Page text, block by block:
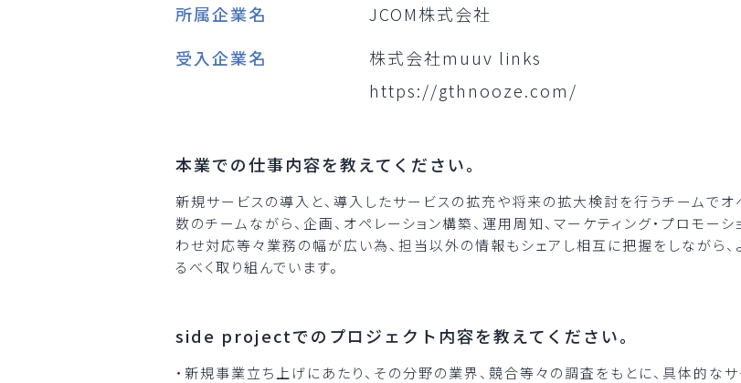
所属企業名
JCOM株式会社
受入企業名
株式会社muuv links
https://gthnooze.com/
本業での仕事内容を教えてください。
新規サービスの導入と、導入したサービスの拡充や将来の拡大検討を行うチームでオ
数のチームながら、企画、オペレーション構築、運用周知、マーケティング・プロモー
わせ対応等々業務の幅が広い為、担当以外の情報もシェアし相互に把握をしながら
るべく取り組んでいます。
side projectでのプロジェクト内容を教えてください。
・新規事業立ち上げにあたり、その分野の業界、競合等々の調査をもとに、具体的な